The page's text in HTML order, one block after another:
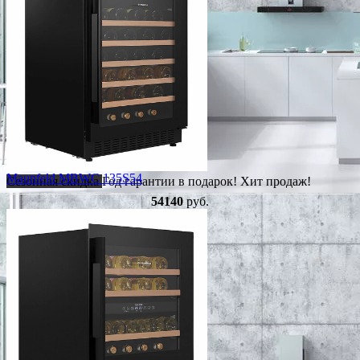
Сезонная скидкаГод гарантии в подарок! Хит продаж!
Maunfeld MBWC 135S54
54140руб.